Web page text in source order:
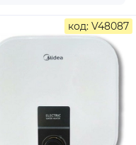
код: V48087